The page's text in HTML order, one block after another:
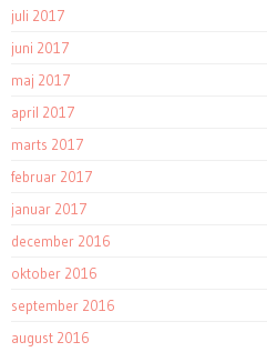
juli 2017
juni 2017
maj 2017
april 2017
marts 2017
februar 2017
januar 2017
december 2016
oktober 2016
september 2016
august 2016